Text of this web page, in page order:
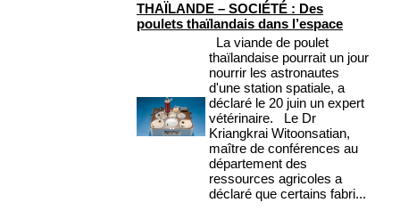
THAÏLANDE – SOCIÉTÉ : Des
poulets thaïlandais dans l’espace
La viande de poulet
thaïlandaise pourrait un jour
nourrir les astronautes
d'une station spatiale, a
déclaré le 20 juin un expert
vétérinaire. Le Dr
Kriangkrai Witoonsatian,
maître de conférences au
département des
ressources agricoles a
déclaré que certains fabri...